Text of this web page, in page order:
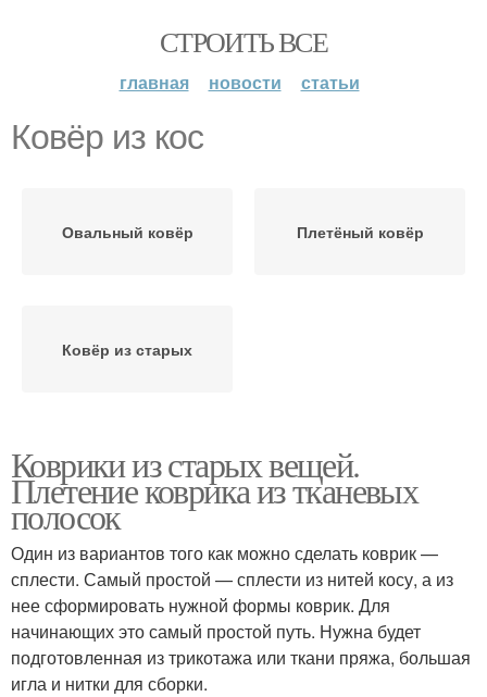
СТРОИТЬ ВСЕ
главная новости статьи
Ковёр из кос
Овальный ковёр Плетёный ковёр
Ковёр из старых
Коврики из старых вещей.
Плетение коврика из тканевых
полосок
Один из вариантов того как можно сделать коврик —
сплести. Самый простой — сплести из нитей косу, а из
нее сформировать нужной формы коврик. Для
начинающих это самый простой путь. Нужна будет
подготовленная из трикотажа или ткани пряжа, большая
игла и нитки для сборки.